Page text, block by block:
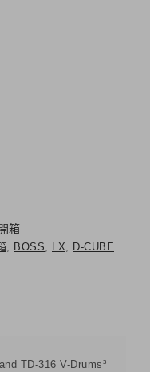
箱
, BOSS, LX, D-CUBE
TD-316 V-Drums³